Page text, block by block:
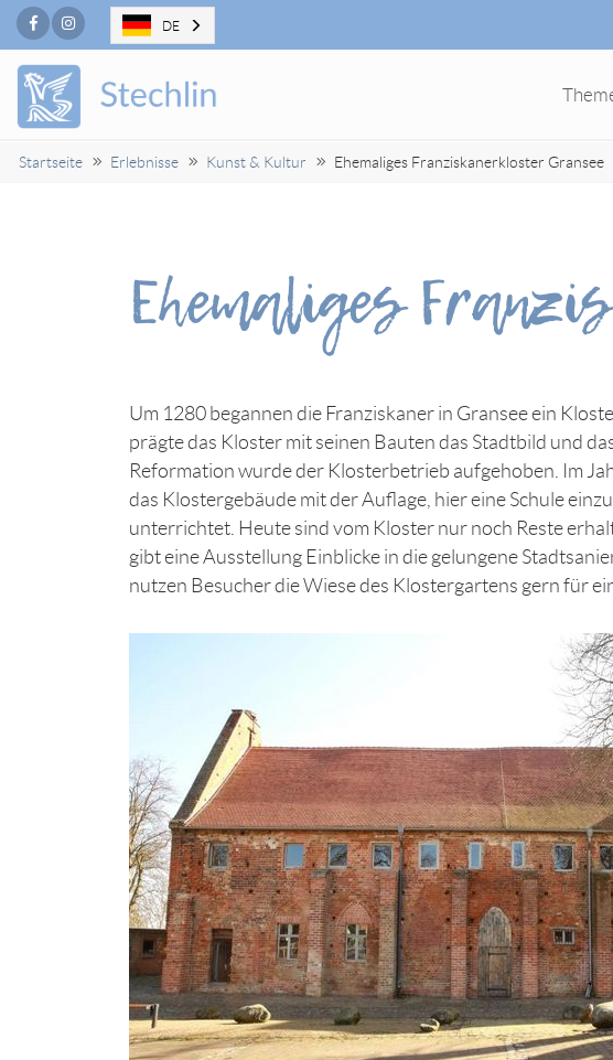
FacebookInstagram
Startseite Erlebnisse Kunst & Kultur Ehemaliges Franziskanerkloster Gransee
Ehemaliges
Um 1280 begannen die Franziskaner in Gransee ein
prägte das Kloster mit seinen Bauten das Stadtbild und
Reformation wurde der Klosterbetrieb aufgehoben. Im
das Klostergebäude mit der Auflage, hier eine Schule
unterrichtet. Heute sind vom Kloster nur noch Reste
gibt eine Ausstellung Einblicke in die gelungene
nutzen Besucher die Wiese des Klostergartens gern für
DE